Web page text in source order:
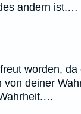
andern ist.…
worden, da
von deiner